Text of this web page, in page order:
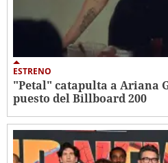
ESTRENO
"Petal" catapulta a Ariana
puesto del Billboard 200